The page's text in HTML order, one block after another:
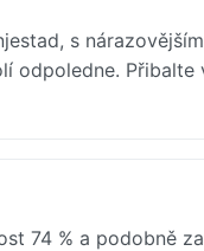
s
odpoledne.
74 % a podobně